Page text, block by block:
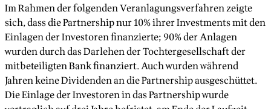
Im Rahmen der folgenden Veranlagungsverfahren zeigte
sich, dass die Partnership nur 10% ihrer Investments mit den
Einlagen der Investoren finanzierte; 90% der Anlagen
wurden durch das Darlehen der Tochtergesellschaft der
mitbeteiligten Bank finanziert. Auch wurden während
Jahren keine Dividenden an die Partnership ausgeschüttet.
Die Einlage der Investoren in das Partnership wurde